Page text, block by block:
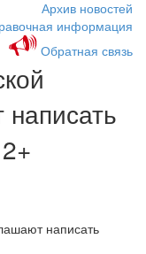
Архив новостей
информация
Обратная связь